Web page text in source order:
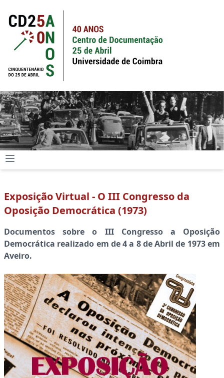
Exposição Virtual - O III Congresso da
Oposição Democrática (1973)
Documentos sobre o III Congresso a Oposição
Democrática realizado em de 4 a 8 de Abril de 1973 em
Aveiro.